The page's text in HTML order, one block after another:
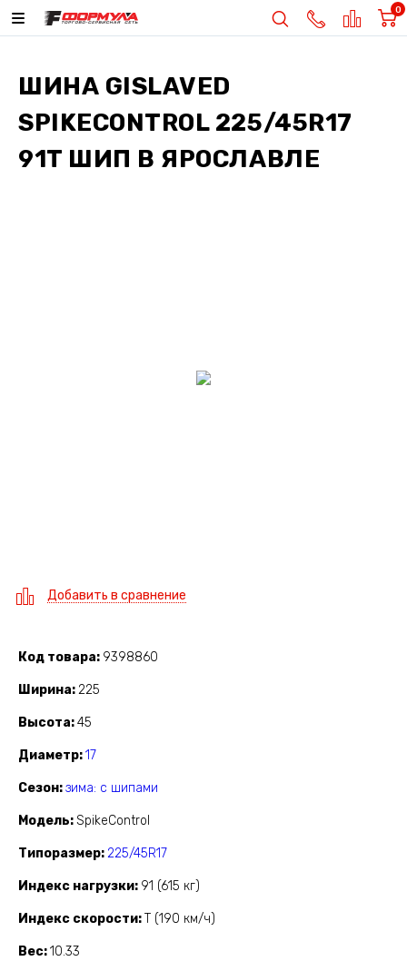
0
ШИНА GISLAVED
SPIKECONTROL 225/45R17
91T ШИП В ЯРОСЛАВЛЕ
Добавить в сравнение
Код товара 9398860
Ширина 225
Высота 45
Диаметр 17
Сезон зима: с шипами
Модель SpikeControl
Типоразмер 225/45R17
Индекс нагрузки 91 (615 кг)
Индекс скорости T (190 км/ч)
Вес 10.33